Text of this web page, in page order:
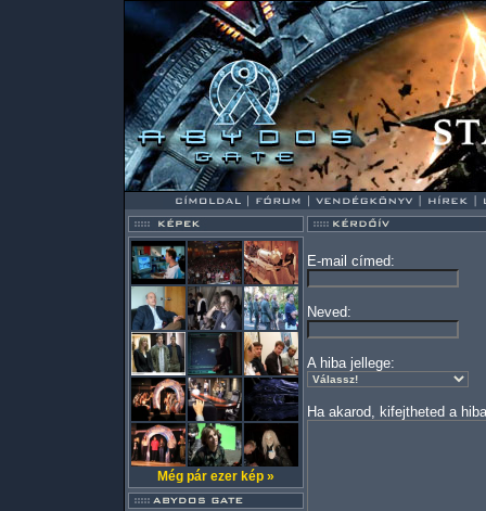
Még pár ezer kép »
E-mail címed:
Neved:
A hiba jellege:
Ha akarod, kifejtheted a